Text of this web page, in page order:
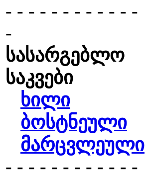
- - - - - - - - - - - -
-
სასარგებლო
საკვები
ხილი
ბოსტნეული
მარცვლეული
- - - - - - - - - - - -